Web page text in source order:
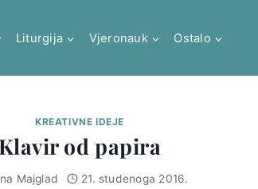
Liturgija Vjeronauk Ostalo
KREATIVNE IDEJE
Klavir od papira
Majglad 21. studenoga 2016.